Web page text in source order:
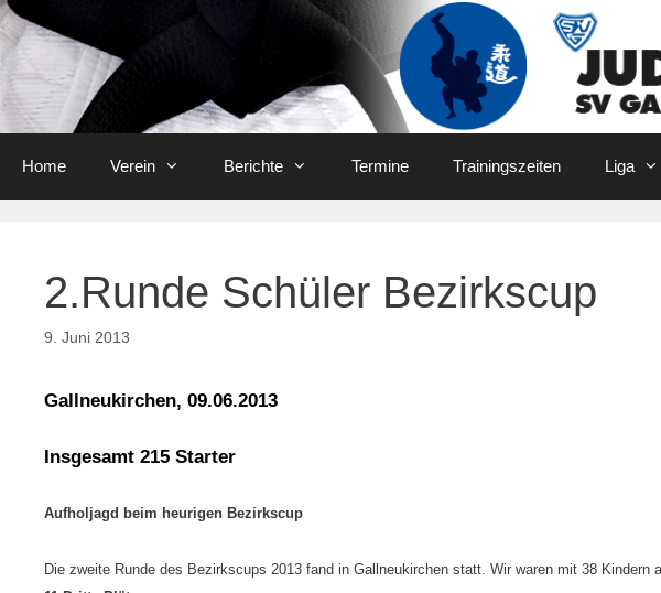
Skip
to
content
Home Verein Berichte Termine Trainingszeiten Liga
2.Runde Schüler Bezirkscup
9. Juni 2013
Gallneukirchen, 09.06.2013
Insgesamt 215 Starter
Aufholjagd beim heurigen Bezirkscup
Die zweite Runde des Bezirkscups 2013 fand in Gallneukirchen statt. Wir waren mit 38 Kindern